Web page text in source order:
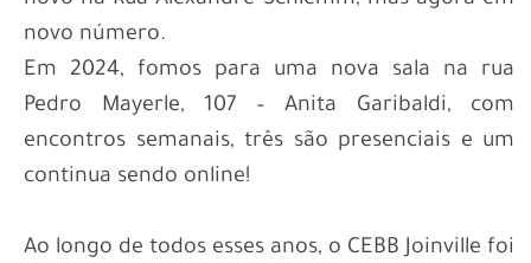
novo número.
Em 2024, fomos para uma nova sala na rua
Pedro Mayerle, 107 – Anita Garibaldi, com
encontros semanais, três são presenciais e um
continua sendo online!
Ao longo de todos esses anos, o CEBB Joinville foi